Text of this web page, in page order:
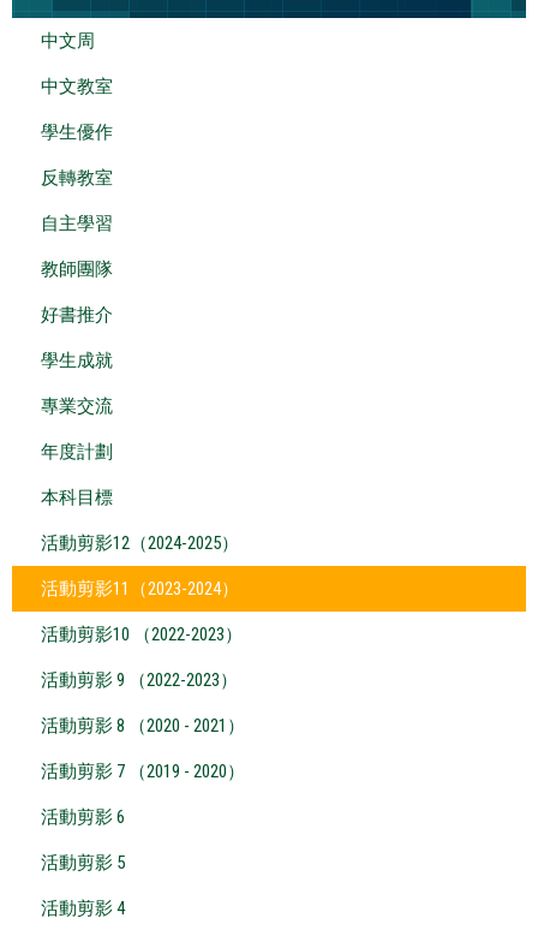
中文周
中文教室
學生優作
反轉教室
自主學習
教師團隊
好書推介
學生成就
專業交流
年度計劃
本科目標
活動剪影12（2024-2025）
活動剪影11（2023-2024）
活動剪影10 （2022-2023）
活動剪影 9 （2022-2023）
活動剪影 8 （2020 - 2021）
活動剪影 7 （2019 - 2020）
活動剪影 6
活動剪影 5
活動剪影 4